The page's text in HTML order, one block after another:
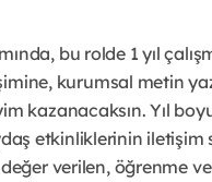
bu rolde 1 yıl
kurumsal metin
kazanacaksın. Yıl
etkinliklerinin
verilen, öğrenme